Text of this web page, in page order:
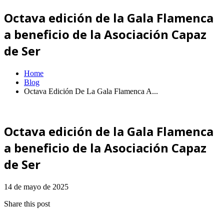
Octava edición de la Gala Flamenca
a beneficio de la Asociación Capaz
de Ser
Home
Blog
Octava Edición De La Gala Flamenca A...
Octava edición de la Gala Flamenca
a beneficio de la Asociación Capaz
de Ser
14 de mayo de 2025
Share this post